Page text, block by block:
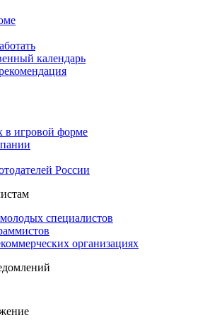
календарь
в игровой форме
России
специалистов
организациях